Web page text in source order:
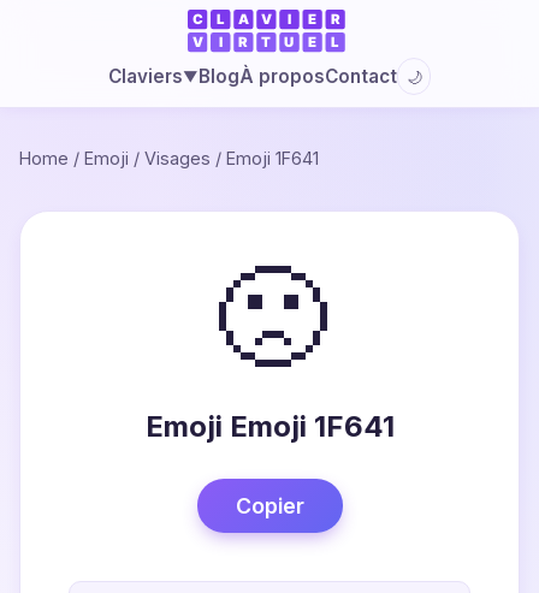
Claviers▼BlogÀ proposContact 🌙
Home / Emoji / Visages / Emoji 1F641
🙁
Emoji Emoji 1F641
Copier